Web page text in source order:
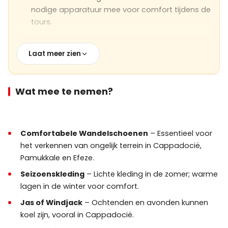
nodige apparatuur mee voor comfort tijdens de
tours.
Ophalen:Ons team biedt 24/7 ondersteuning;
echter, als u geplande ophaaltijden mist, zijn
eventuele extra kosten die hierdoor ontstaan
voor uw rekening. Best Cappadocia Tour kan
geen verantwoordelijkheid aanvaarden voor
oplader, camera en andere waardevolle spullen
mee wanneer u in of uit tourvoertuigen stapt.
Luchthaventransfers:
geregeld met uw naam op een welkomstbord.
Bij aankomst op Istanbul Airport gaat u
naarUitgang 13 waar ons personeel u zal
wachten om u te helpen.
Laat meer zien
Wat mee te nemen?
Comfortabele Wandelschoenen – Essentieel voor
het verkennen van ongelijk terrein in Cappadocië,
Pamukkale en Efeze.
Seizoenskleding – Lichte kleding in de zomer; warme
lagen in de winter voor comfort.
Jas of Windjack – Ochtenden en avonden kunnen
koel zijn, vooral in Cappadocië.